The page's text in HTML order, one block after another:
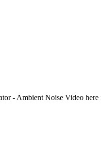
- Ambient Noise Video